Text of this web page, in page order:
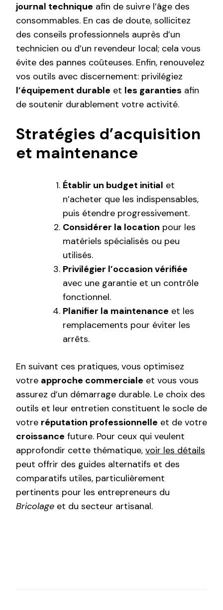
journal technique afin de suivre l’âge des
consommables. En cas de doute, sollicitez
des conseils professionnels auprès d’un
technicien ou d’un revendeur local; cela vous
évite des pannes coûteuses. Enfin, renouvelez
vos outils avec discernement: privilégiez
l’équipement durable et les garanties afin
de soutenir durablement votre activité.
Stratégies d’acquisition
et maintenance
Établir un budget initial et
n’acheter que les indispensables,
puis étendre progressivement.
Considérer la location pour les
matériels spécialisés ou peu
utilisés.
Privilégier l’occasion vérifiée
avec une garantie et un contrôle
fonctionnel.
Planifier la maintenance et les
remplacements pour éviter les
arrêts.
En suivant ces pratiques, vous optimisez
votre approche commerciale et vous vous
assurez d’un démarrage durable. Le choix des
outils et leur entretien constituent le socle de
votre réputation professionnelle et de votre
croissance future. Pour ceux qui veulent
approfondir cette thématique, voir les détails
peut offrir des guides alternatifs et des
comparatifs utiles, particulièrement
pertinents pour les entrepreneurs du
Bricolage et du secteur artisanal.